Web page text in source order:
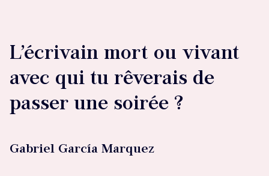
L’écrivain mort ou vivant
avec qui tu rêverais de
passer une soirée ?
Gabriel García Marquez